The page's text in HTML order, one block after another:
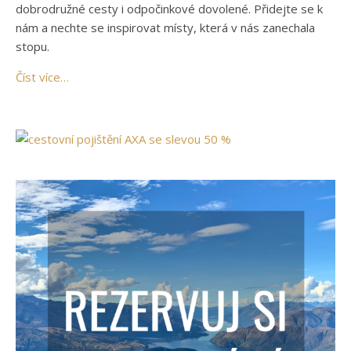
dobrodružné cesty i odpočinkové dovolené. Přidejte se k
nám a nechte se inspirovat místy, která v nás zanechala
stopu.
Číst více…